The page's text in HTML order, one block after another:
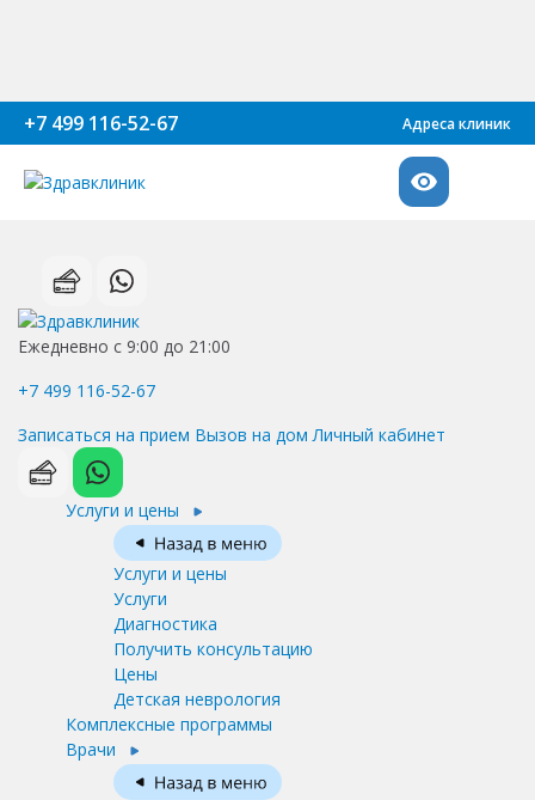
+7 499 116-52-67 Адреса клиник
Ежедневно с 9:00 до 21:00
+7 499 116-52-67
Записаться на прием Вызов на дом Личный кабинет
Услуги и цены
Услуги и цены
Услуги
Диагностика
Получить консультацию
Цены
Детская неврология
Комплексные программы
Врачи